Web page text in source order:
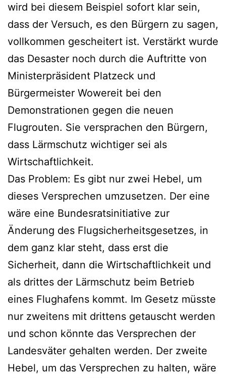
wird bei diesem Beispiel sofort klar sein,
dass der Versuch, es den Bürgern zu sagen,
vollkommen gescheitert ist. Verstärkt wurde
das Desaster noch durch die Auftritte von
Ministerpräsident Platzeck und
Bürgermeister Wowereit bei den
Demonstrationen gegen die neuen
Flugrouten. Sie versprachen den Bürgern,
dass Lärmschutz wichtiger sei als
Wirtschaftlichkeit.
Das Problem: Es gibt nur zwei Hebel, um
dieses Versprechen umzusetzen. Der eine
wäre eine Bundesratsinitiative zur
Änderung des Flugsicherheitsgesetzes, in
dem ganz klar steht, dass erst die
Sicherheit, dann die Wirtschaftlichkeit und
als drittes der Lärmschutz beim Betrieb
eines Flughafens kommt. Im Gesetz müsste
nur zweitens mit drittens getauscht werden
und schon könnte das Versprechen der
Landesväter gehalten werden. Der zweite
Hebel, um das Versprechen zu halten, wäre